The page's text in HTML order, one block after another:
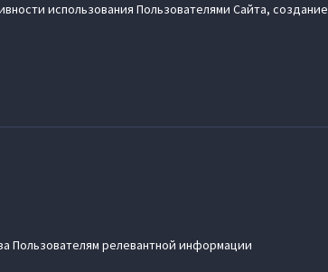
использования Пользователями Сайта, создание
Пользователям релевантной информации